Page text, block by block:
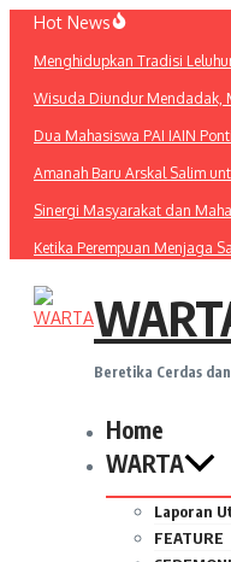
Lewati
konten
Hot News
Menghidupkan Tradisi
Wisuda Diundur Mendadak,
Dua Mahasiswa PAI IAIN
Amanah Baru Arskal Salim
Sinergi Masyarakat dan
Ketika Perempuan Menjaga
Beretika Cerdas
Home
WARTA
Laporan
FEATURE